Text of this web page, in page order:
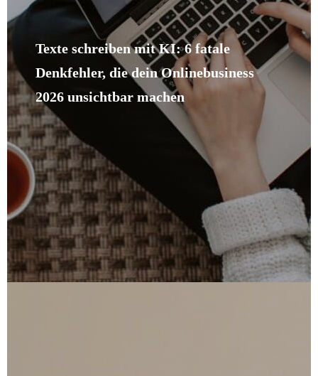
Texte schreiben mit KI: 6 fatale
Denkfehler, die dein Onlinebusiness
2026 unsichtbar machen